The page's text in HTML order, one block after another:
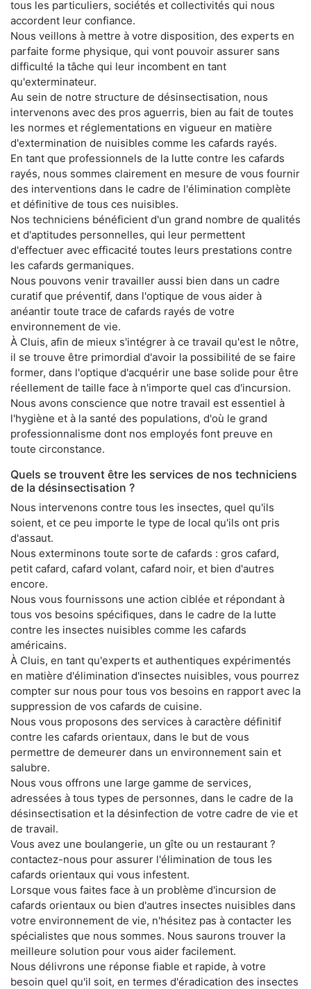
tous les particuliers, sociétés et collectivités qui nous
accordent leur confiance.
Nous veillons à mettre à votre disposition, des experts en
parfaite forme physique, qui vont pouvoir assurer sans
difficulté la tâche qui leur incombent en tant
qu'exterminateur.
Au sein de notre structure de désinsectisation, nous
intervenons avec des pros aguerris, bien au fait de toutes
les normes et réglementations en vigueur en matière
d'extermination de nuisibles comme les cafards rayés.
En tant que professionnels de la lutte contre les cafards
rayés, nous sommes clairement en mesure de vous fournir
des interventions dans le cadre de l'élimination complète
et définitive de tous ces nuisibles.
Nos techniciens bénéficient d'un grand nombre de qualités
et d'aptitudes personnelles, qui leur permettent
d'effectuer avec efficacité toutes leurs prestations contre
les cafards germaniques.
Nous pouvons venir travailler aussi bien dans un cadre
curatif que préventif, dans l'optique de vous aider à
anéantir toute trace de cafards rayés de votre
environnement de vie.
À Cluis, afin de mieux s'intégrer à ce travail qu'est le nôtre,
il se trouve être primordial d'avoir la possibilité de se faire
former, dans l'optique d'acquérir une base solide pour être
réellement de taille face à n'importe quel cas d'incursion.
Nous avons conscience que notre travail est essentiel à
l'hygiène et à la santé des populations, d'où le grand
professionnalisme dont nos employés font preuve en
toute circonstance.
Quels se trouvent être les services de nos techniciens
de la désinsectisation ?
Nous intervenons contre tous les insectes, quel qu'ils
soient, et ce peu importe le type de local qu'ils ont pris
d'assaut.
Nous exterminons toute sorte de cafards : gros cafard,
petit cafard, cafard volant, cafard noir, et bien d'autres
encore.
Nous vous fournissons une action ciblée et répondant à
tous vos besoins spécifiques, dans le cadre de la lutte
contre les insectes nuisibles comme les cafards
américains.
À Cluis, en tant qu'experts et authentiques expérimentés
en matière d'élimination d'insectes nuisibles, vous pourrez
compter sur nous pour tous vos besoins en rapport avec la
suppression de vos cafards de cuisine.
Nous vous proposons des services à caractère définitif
contre les cafards orientaux, dans le but de vous
permettre de demeurer dans un environnement sain et
salubre.
Nous vous offrons une large gamme de services,
adressées à tous types de personnes, dans le cadre de la
désinsectisation et la désinfection de votre cadre de vie et
de travail.
Vous avez une boulangerie, un gîte ou un restaurant ?
contactez-nous pour assurer l'élimination de tous les
cafards orientaux qui vous infestent.
Lorsque vous faites face à un problème d'incursion de
cafards orientaux ou bien d'autres insectes nuisibles dans
votre environnement de vie, n'hésitez pas à contacter les
spécialistes que nous sommes. Nous saurons trouver la
meilleure solution pour vous aider facilement.
Nous délivrons une réponse fiable et rapide, à votre
besoin quel qu'il soit, en termes d'éradication des insectes